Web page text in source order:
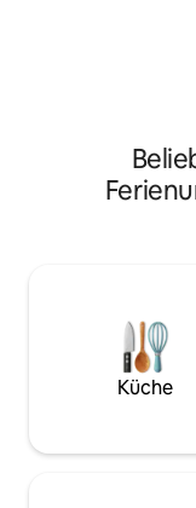
Platz für vier
Schlafzimmer,
sich weiter als 25
Küche